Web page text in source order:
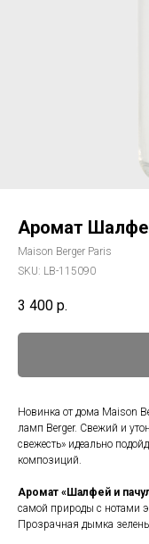
Аромат
Maison Berger Paris
SKU: LB-115090
3 400 р.
Новинка от дома Maison
ламп Berger. Свежий и
свежесть» идеально
композиций.
Аромат «Шалфей и
самой природы с нотами
Прозрачная дымка